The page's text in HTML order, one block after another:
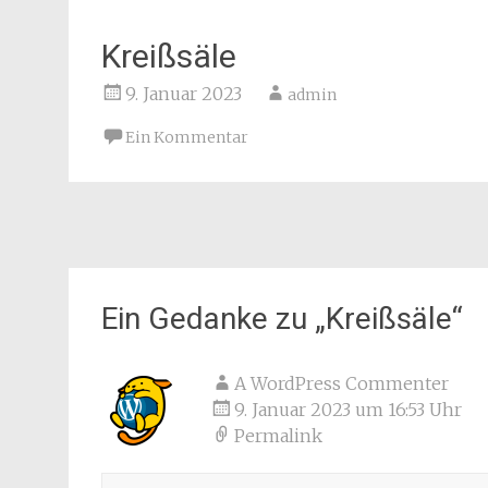
Kreißsäle
9. Januar 2023 admin
Ein Kommentar
Ein Gedanke zu „Kreißsäle“
A WordPress Commenter
9. Januar 2023 um 16:53 Uhr
Permalink